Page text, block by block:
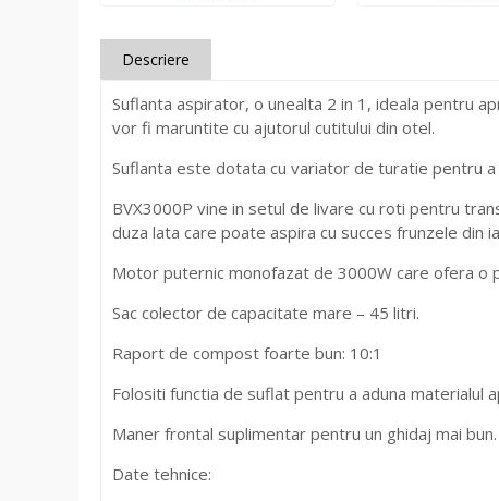
Descriere
Suflanta aspirator, o unealta 2 in 1, ideala pentru
vor fi maruntite cu ajutorul cutitului din otel.
Suflanta este dotata cu variator de turatie pentru
BVX3000P vine in setul de livare cu roti pentru
duza lata care poate aspira cu succes frunzele din
Motor puternic monofazat de 3000W care ofera o
Sac colector de capacitate mare – 45 litri.
Raport de compost foarte bun: 10:1
Folositi functia de suflat pentru a aduna materialul
Maner frontal suplimentar pentru un ghidaj mai bun.
Date tehnice: